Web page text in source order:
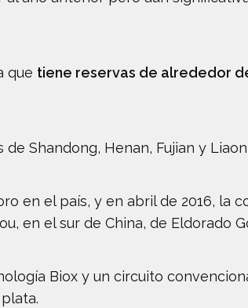
que tiene reservas de alrededor
Shandong, Henan, Fujian y
en el país, y en abril de 2016, la
en el sur de China, de Eldorado
Biox y un circuito